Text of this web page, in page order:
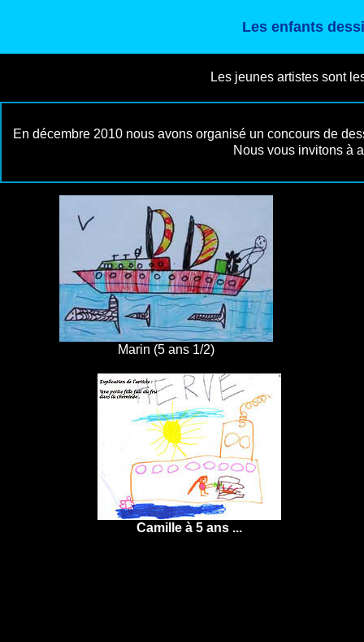
Les enfants
Les jeunes artistes sont
En décembre 2010 nous avons organisé un concours de
Nous vous invitons à
Marin (5 ans 1/2)
Camille à 5 ans ...